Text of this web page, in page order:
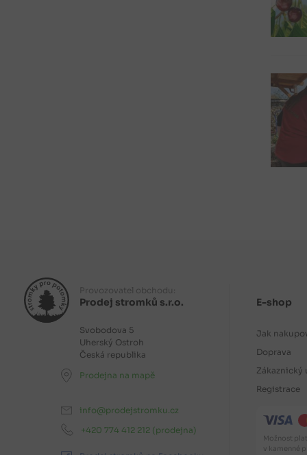
Provozovatel obchodu:
Prodej stromků s.r.o.
Svobodova 5
Uherský Ostroh
Česká republika
Prodejna na mapě
info@prodejstromku.cz
+420 774 412 212 (prodejna)
E-shop
Jak
Doprava
Zákaznický
Registrace
Možnost
v kamenné